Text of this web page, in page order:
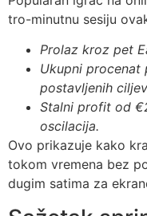
tro-minutnu sesiju
Prolaz kroz pet
Ukupni procenat
postavljenih
Stalni profit od
oscilacija.
Ovo prikazuje kako
tokom vremena bez
dugim satima za